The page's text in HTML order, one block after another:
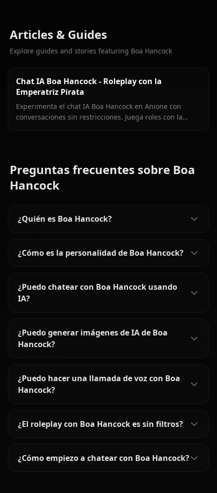
Articles & Guides
Explore guides and stories featuring Boa Hancock
Chat IA Boa Hancock - Roleplay con la
Emperatriz Pirata
Experimenta el chat IA Boa Hancock en Anione con
conversaciones sin restricciones. Juega roles con la
Preguntas frecuentes sobre Boa
Hancock
¿Quién es Boa Hancock?
¿Cómo es la personalidad de Boa Hancock?
¿Puedo chatear con Boa Hancock usando
IA?
¿Puedo generar imágenes de IA de Boa
Hancock?
¿Puedo hacer una llamada de voz con Boa
Hancock?
¿El roleplay con Boa Hancock es sin filtros?
¿Cómo empiezo a chatear con Boa Hancock?